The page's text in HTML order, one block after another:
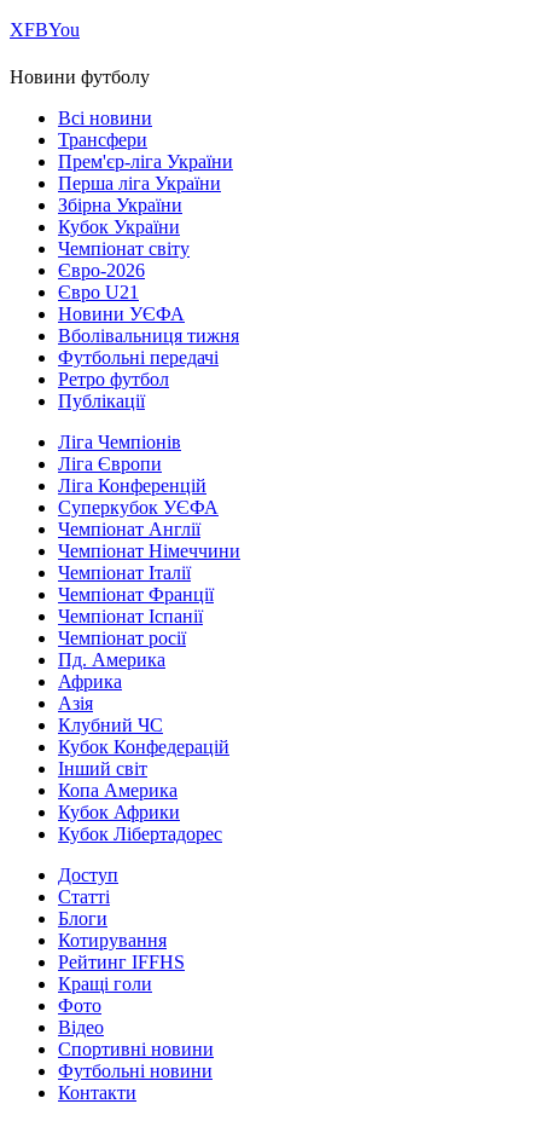
ХFBYou
Новини футболу
Всі новини
Трансфери
Прем'єр-ліга України
Перша ліга України
Збірна України
Кубок України
Чемпіонат світу
Євро-2026
Євро U21
Новини УЄФА
Вболівальниця тижня
Футбольні передачі
Ретро футбол
Публікації
Ліга Чемпіонів
Ліга Європи
Ліга Конференцій
Суперкубок УЄФА
Чемпіонат Англії
Чемпіонат Німеччини
Чемпіонат Італії
Чемпіонат Франції
Чемпіонат Іспанії
Чемпіонат росії
Пд. Америка
Африка
Азія
Клубний ЧС
Кубок Конфедерацій
Інший світ
Копа Америка
Кубок Африки
Кубок Лібертадорес
Доступ
Статті
Блоги
Котирування
Рейтинг IFFHS
Кращі голи
Фото
Відео
Спортивні новини
Футбольні новини
Контакти